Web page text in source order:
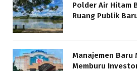
Polder Air Hitam
Ruang Publik
Manajemen Baru
Memburu